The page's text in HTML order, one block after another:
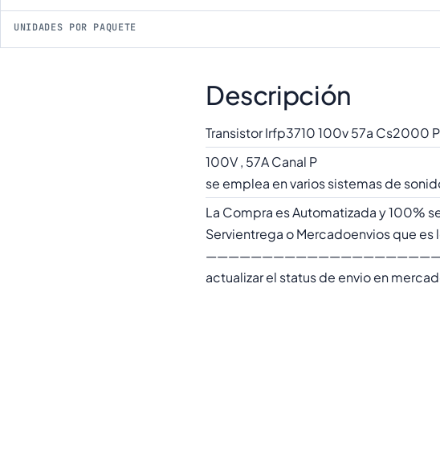
UNIDADES POR PAQUETE
Descripción
Transistor Irfp3710 100v 57a Cs2000
100V , 57A Canal P
se emplea en varios sistemas de
La Compra es Automatizada y 100%
Servientrega o Mercadoenvios que
actualizar el status de envio en